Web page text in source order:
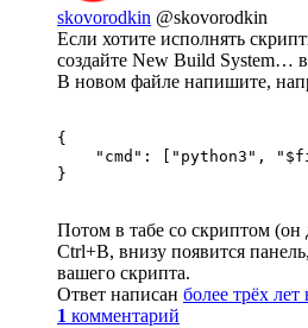
skovorodkin @skovorodkin
Если хотите исполнять
создайте New Build System…
В новом файле напишите,
{
"cmd": ["python3",
Потом в табе со скриптом
Ctrl+B, внизу появится
вашего скрипта.
Ответ написан более трёх лет
1 комментарий